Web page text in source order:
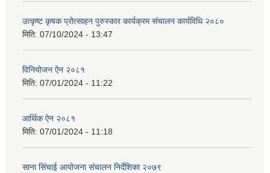
उत्कृष्ट कृषक प्रोत्साहन पुरुस्कार कार्यक्रम संचालन कार्यविधि २०८०
मिति: 07/10/2024 - 13:47
विनियोजन ऐन २०८१
मिति: 07/01/2024 - 11:22
आर्थिक ऐन २०८१
मिति: 07/01/2024 - 11:18
साना सिंचाई आयोजना संचालन निर्देशिका २०७९